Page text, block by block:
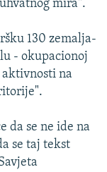
mira".
130 zemalja-
- okupacionoj
aktivnosti na
da se ne ide na
se taj tekst